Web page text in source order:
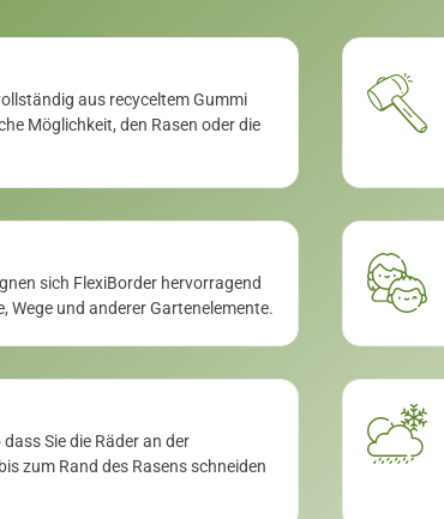
aus recyceltem Gummi
Möglichkeit, den Rasen oder die
sich FlexiBorder hervorragend
Wege und anderer Gartenelemente.
Sie die Räder an der
zum Rand des Rasens schneiden